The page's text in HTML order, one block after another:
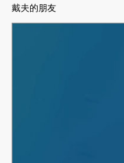
戴夫的朋友